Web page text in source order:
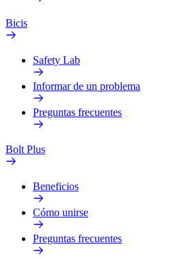
Bicis
Safety Lab
Informar de un problema
Preguntas frecuentes
Bolt Plus
Beneficios
Cómo unirse
Preguntas frecuentes